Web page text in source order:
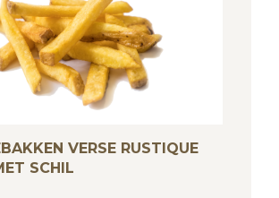
VERSE RUSTIQUE
SCHIL